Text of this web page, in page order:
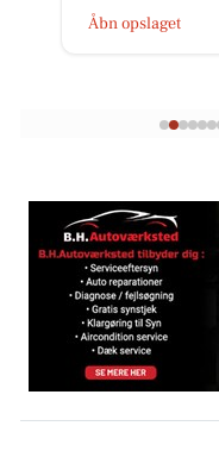
Åbn opslaget